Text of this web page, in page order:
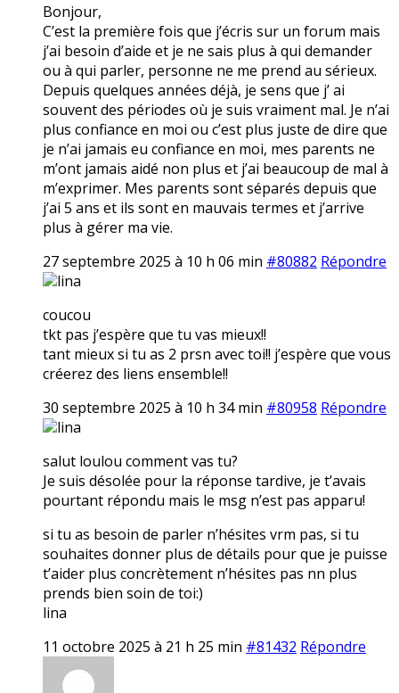
Bonjour,
C’est la première fois que j’écris sur un forum mais
j’ai besoin d’aide et je ne sais plus à qui demander
ou à qui parler, personne ne me prend au sérieux.
Depuis quelques années déjà, je sens que j’ ai
souvent des périodes où je suis vraiment mal. Je n’ai
plus confiance en moi ou c’est plus juste de dire que
je n’ai jamais eu confiance en moi, mes parents ne
m’ont jamais aidé non plus et j’ai beaucoup de mal à
m’exprimer. Mes parents sont séparés depuis que
j’ai 5 ans et ils sont en mauvais termes et j’arrive
plus à gérer ma vie.
27 septembre 2025 à 10 h 06 min #80882 Répondre
lina
coucou
tkt pas j’espère que tu vas mieux!!
tant mieux si tu as 2 prsn avec toi!! j’espère que vous
créerez des liens ensemble!!
30 septembre 2025 à 10 h 34 min #80958 Répondre
lina
salut loulou comment vas tu?
Je suis désolée pour la réponse tardive, je t’avais
pourtant répondu mais le msg n’est pas apparu!
si tu as besoin de parler n’hésites vrm pas, si tu
souhaites donner plus de détails pour que je puisse
t’aider plus concrètement n’hésites pas nn plus
prends bien soin de toi:)
lina
11 octobre 2025 à 21 h 25 min #81432 Répondre